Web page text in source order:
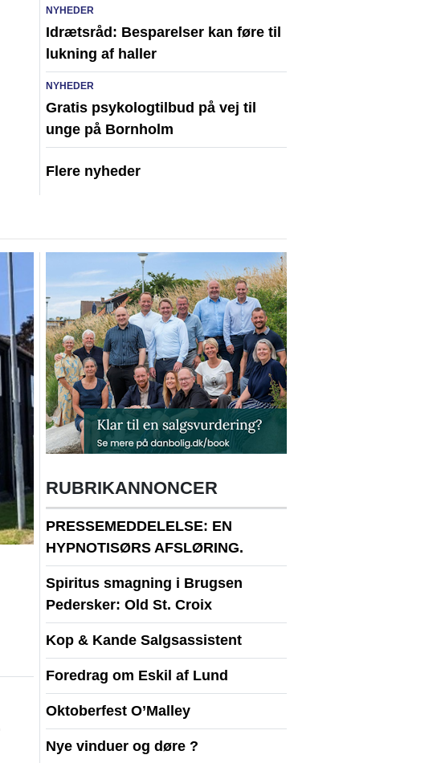
NYHEDER
Idrætsråd: Besparelser kan føre til
lukning af haller
NYHEDER
Gratis psykologtilbud på vej til
unge på Bornholm
Flere nyheder
RUBRIKANNONCER
PRESSEMEDDELELSE: EN
HYPNOTISØRS AFSLØRING.
Spiritus smagning i Brugsen
Pedersker: Old St. Croix
Kop & Kande Salgsassistent
Foredrag om Eskil af Lund
Oktoberfest O’Malley
Nye vinduer og døre ?